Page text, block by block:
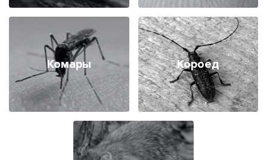
Комары Короед